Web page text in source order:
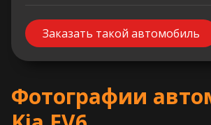
Заказать такой автомобиль
Фотографии